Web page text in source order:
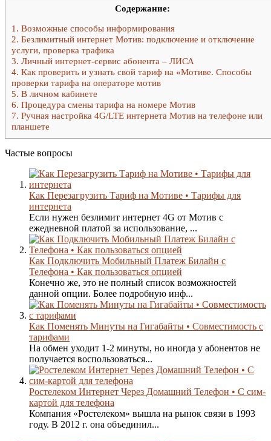
Содержание:
1. Возможные способы информирования
2. Безлимитный интернет Мотив: подключение и отключение
услуги, проверка трафика
3. Личный интернет-сервис абонента – ЛИСА
4. Как проверить и узнать свой тариф на «Мотиве. Способы
проверки тарифа на операторе мотив
5. В личном кабинете
6. Процедура смены тарифа на номере Мотив
7. Ручная настройка 4G/LTE интернета Мотив на телефоне или
планшете
Частые вопросы
Как Перезагрузить Тариф на Мотиве • Тарифы для
интернета
Если нужен безлимит интернет 4G от Мотив с
ежедневной платой за использование, ...
Как Подключить Мобильный Платеж Билайн с
Телефона • Как пользоваться опцией
Конечно же, это не полный список возможностей
данной опции. Более подробную инф...
Как Поменять Минуты на Гигабайты • Совместимость с
тарифами
На обмен уходит 1-2 минуты, но иногда у абонентов не
получается воспользоваться...
Ростелеком Интернет Через Домашний Телефон • С сим-
картой для телефона
Компания «Ростелеком» вышла на рынок связи в 1993
году. В 2012 г. она объединил...